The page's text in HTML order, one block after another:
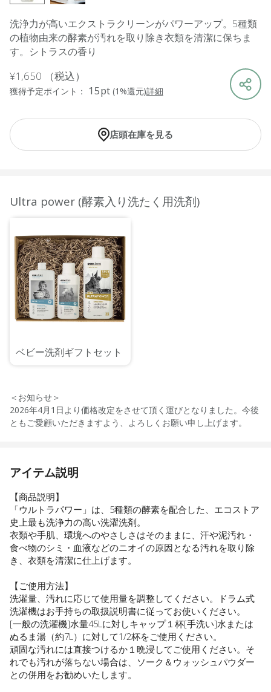
洗浄力が高いエクストラクリーンがパワーアップ。5種類
の植物由来の酵素が汚れを取り除き衣類を清潔に保ちま
す。シトラスの香り
¥1,650 （税込）
獲得予定ポイント： 15pt (1%還元)詳細
店頭在庫を見る
Ultra power (酵素入り洗たく用洗剤)
ベビー洗剤ギフトセット
＜お知らせ＞
2026年4月1日より価格改定をさせて頂く運びとなりました。今後
ともご愛顧いただきますよう、よろしくお願い申し上げます。
アイテム説明
【商品説明】
「ウルトラパワー」は、5種類の酵素を配合した、エコストア
史上最も洗浄力の高い洗濯洗剤。
衣類や手肌、環境へのやさしさはそのままに、汗や泥汚れ・
食べ物のシミ・血液などのニオイの原因となる汚れを取り除
き、衣類を清潔に仕上げます。
【ご使用方法】
洗濯量、汚れに応じて使用量を調整してください。ドラム式
洗濯機はお手持ちの取扱説明書に従ってお使いください。
[一般の洗濯機]水量45Lに対しキャップ１杯[手洗い]水または
ぬるま湯（約7L）に対して1/2杯をご使用ください。
頑固な汚れには直接つけるか１晩浸してご使用ください。そ
れでも汚れが落ちない場合は、ソーク＆ウォッシュパウダー
との併用をお勧めいたします。